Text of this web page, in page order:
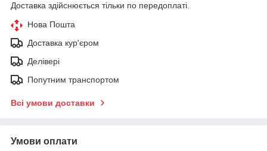
Доставка здійснюється тільки по передоплаті.
Нова Пошта
Доставка кур'єром
Делівері
Попутним транспортом
Всі умови доставки
Умови оплати